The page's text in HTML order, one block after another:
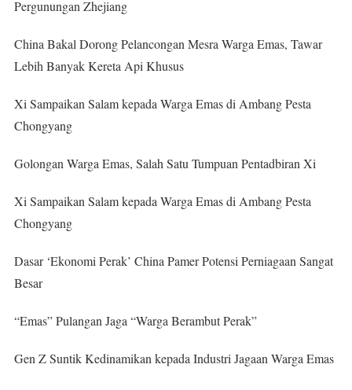
Pergunungan Zhejiang
China Bakal Dorong Pelancongan Mesra Warga Emas, Tawar
Lebih Banyak Kereta Api Khusus
Xi Sampaikan Salam kepada Warga Emas di Ambang Pesta
Chongyang
Golongan Warga Emas, Salah Satu Tumpuan Pentadbiran Xi
Xi Sampaikan Salam kepada Warga Emas di Ambang Pesta
Chongyang
Dasar ‘Ekonomi Perak’ China Pamer Potensi Perniagaan Sangat
Besar
“Emas” Pulangan Jaga “Warga Berambut Perak”
Gen Z Suntik Kedinamikan kepada Industri Jagaan Warga Emas